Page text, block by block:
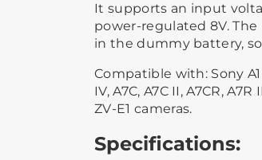
It supports an input
power-regulated 8V.
in the dummy battery,
Compatible with: Sony A1
IV, A7C, A7C II, A7CR,
ZV-E1 cameras.
Specifications: